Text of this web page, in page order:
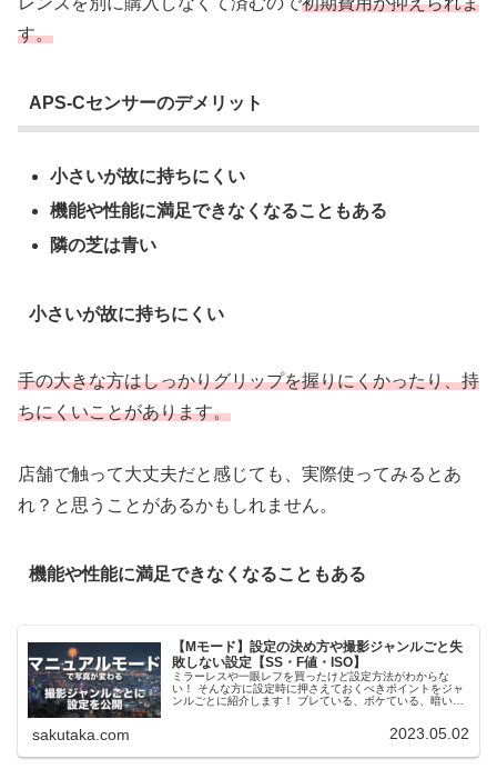
す。
APS-Cセンサーのデメリット
小さいが故に持ちにくい
機能や性能に満足できなくなることもある
隣の芝は青い
小さいが故に持ちにくい
手の大きな方はしっかりグリップを握りにくかったり、持
ちにくいことがあります。
店舗で触って大丈夫だと感じても、実際使ってみるとあ
れ？と思うことがあるかもしれません。
機能や性能に満足できなくなることもある
【Mモード】設定の決め方や撮影ジャンルごと失
敗しない設定【SS・F値・ISO】
ミラーレスや一眼レフを買ったけど設定方法がわからな
い！ そんな方に設定時に押さえておくべきポイントをジャ
ンルごとに紹介します！ ブレている、ボケている、暗いな
対応できるようになると思いますので目安としてご覧くだ
sakutaka.com 2023.05.02